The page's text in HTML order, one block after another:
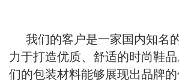
我们的客户是一家国内知名
力于打造优质、舒适的时尚鞋
们的包装材料能够展现出品牌